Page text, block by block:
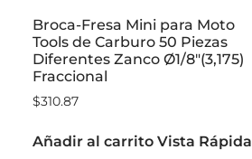
Broca-Fresa Mini para Moto
Tools de Carburo 50 Piezas
Diferentes Zanco Ø1/8″(3,175)
Fraccional
$310.87
Añadir al carrito Vista Rápida